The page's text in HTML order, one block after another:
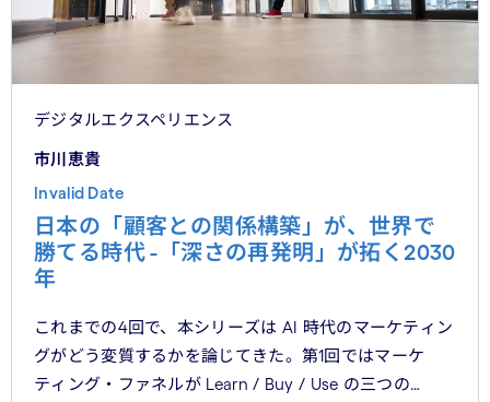
デジタルエクスペリエンス
市川恵貴
Invalid Date
日本の「顧客との関係構築」が、世界で
勝てる時代 -「深さの再発明」が拓く2030
年
これまでの4回で、本シリーズは AI 時代のマーケティン
グがどう変質するかを論じてきた。第1回ではマーケ
ティング・ファネルが Learn / Buy / Use の三つの